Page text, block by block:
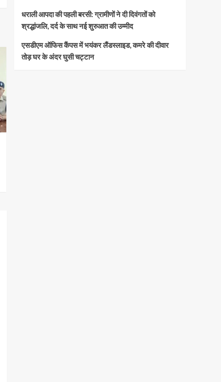
धराली आपदा की पहली बरसी: ग्रामीणों ने दी दिवंगतों को
श्रद्धांजलि, दर्द के साथ नई शुरुआत की उम्मीद
एसडीएम ऑफिस कैंपस में भयंकर लैंडस्लाइड, कमरे की दीवार
तोड़ घर के अंदर घुसी चट्टान